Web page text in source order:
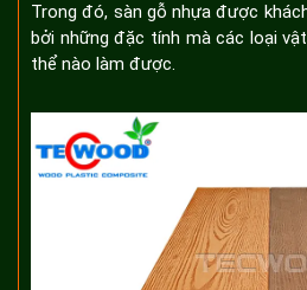
3. Giá vật liệu làm sàn ngoài
Trong đó, sàn gỗ nhựa được
bởi những đặc tính mà các loại
thể nào làm được.